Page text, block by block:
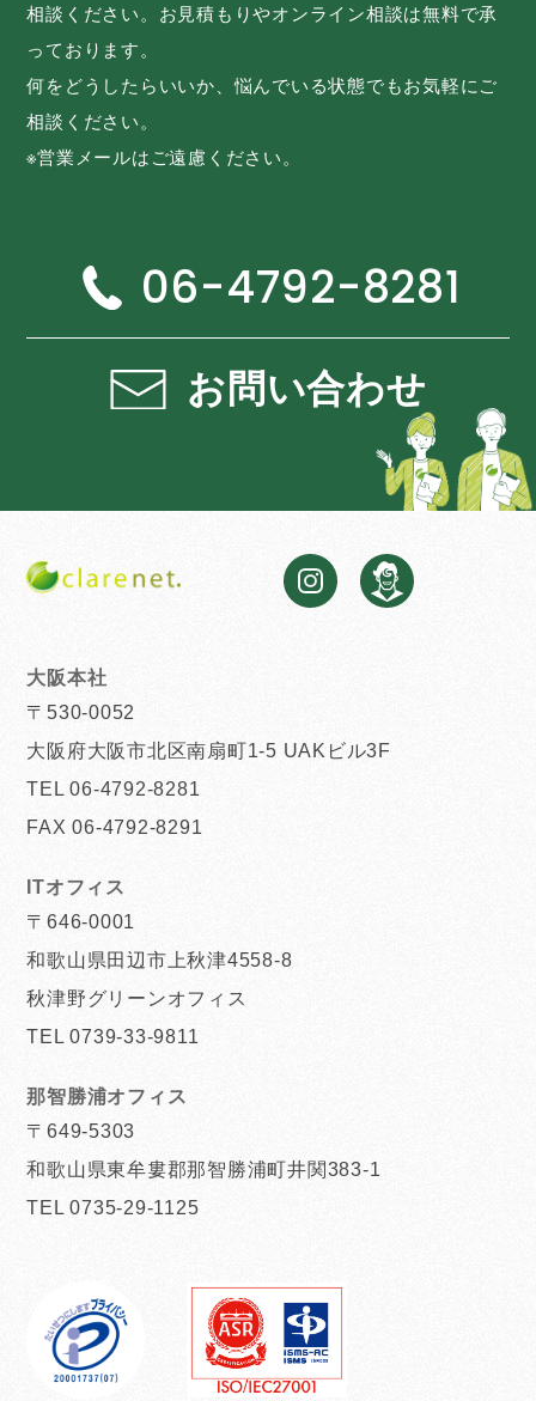
相談ください。お見積もりやオンライン相談は無料で承
っております。
何をどうしたらいいか、悩んでいる状態でもお気軽にご
相談ください。
※営業メールはご遠慮ください。
06-4792-8281
お問い合わせ
大阪本社
〒530-0052
大阪府大阪市北区南扇町1-5 UAKビル3F
TEL 06-4792-8281
FAX 06-4792-8291
ITオフィス
〒646-0001
和歌山県田辺市上秋津4558-8
秋津野グリーンオフィス
TEL 0739-33-9811
那智勝浦オフィス
〒649-5303
和歌山県東牟婁郡那智勝浦町井関383-1
TEL 0735-29-1125